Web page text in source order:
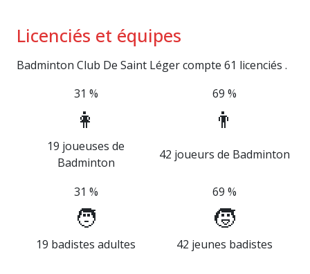
Licenciés et équipes
Badminton Club De Saint Léger compte 61 licenciés .
31 %
69 %
👩 👨
19 joueuses de
Badminton
42 joueurs de Badminton
31 % 69 %
🧑 🧒
19 badistes adultes 42 jeunes badistes